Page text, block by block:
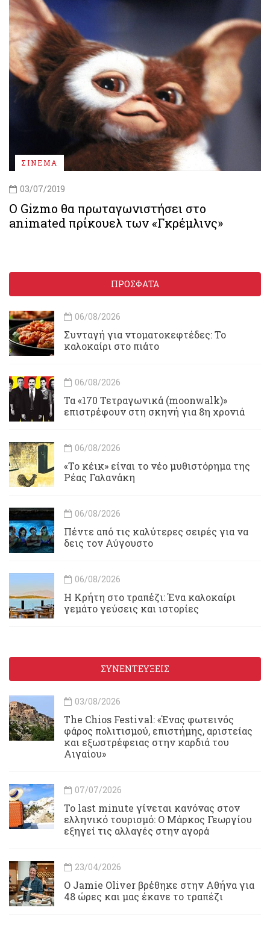
ΣΙΝΕΜΑ
03/07/2019
Ο Gizmo θα πρωταγωνιστήσει στο
animated πρίκουελ των «Γκρέμλινς»
ΠΡΟΣΦΑΤΑ
06/08/2026
Συνταγή για ντοματοκεφτέδες: Το
καλοκαίρι στο πιάτο
06/08/2026
Τα «170 Τετραγωνικά (moonwalk)»
επιστρέφουν στη σκηνή για 8η χρονιά
06/08/2026
«Το κέικ» είναι το νέο μυθιστόρημα της
Ρέας Γαλανάκη
06/08/2026
Πέντε από τις καλύτερες σειρές για να
δεις τον Αύγουστο
06/08/2026
Η Κρήτη στο τραπέζι: Ένα καλοκαίρι
γεμάτο γεύσεις και ιστορίες
ΣΥΝΕΝΤΕΥΞΕΙΣ
03/08/2026
Τhe Chios Festival: «Ένας φωτεινός
φάρος πολιτισμού, επιστήμης, αριστείας
και εξωστρέφειας στην καρδιά του
Αιγαίου»
07/07/2026
Το last minute γίνεται κανόνας στον
ελληνικό τουρισμό: Ο Μάρκος Γεωργίου
εξηγεί τις αλλαγές στην αγορά
23/04/2026
Ο Jamie Oliver βρέθηκε στην Αθήνα για
48 ώρες και μας έκανε το τραπέζι